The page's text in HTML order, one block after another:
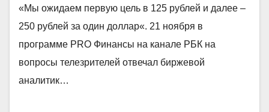
«Мы ожидаем первую цель в 125 рублей и далее –
250 рублей за один доллар«. 21 ноября в
программе PRO Финансы на канале РБК на
вопросы телезрителей отвечал биржевой
аналитик…